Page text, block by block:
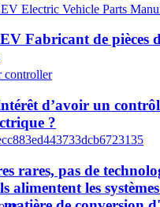
Fabricant de pièces
d’avoir un
?
rares, pas de
alimentent les